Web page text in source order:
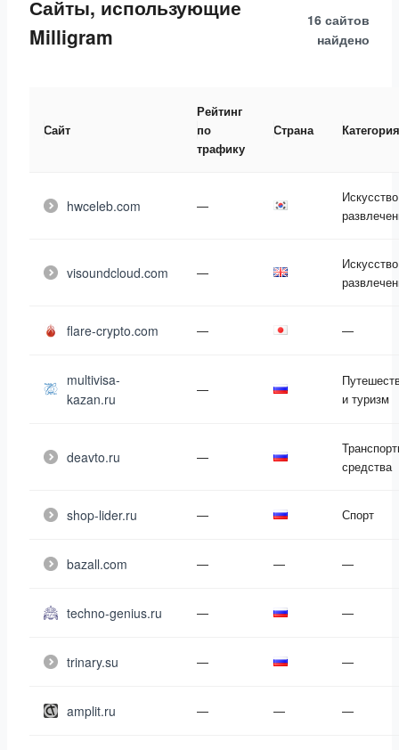
Сайты, использующие
Milligram
16 сайтов
найдено
Сайт
Рейтинг
по
трафику
Страна Категория
hwceleb.com —
visoundcloud.com —
flare-crypto.com — —
multivisa-
kazan.ru
—
и туризм
deavto.ru —
средства
shop-lider.ru — Спорт
bazall.com — — —
techno-genius.ru — —
trinary.su — —
amplit.ru — — —